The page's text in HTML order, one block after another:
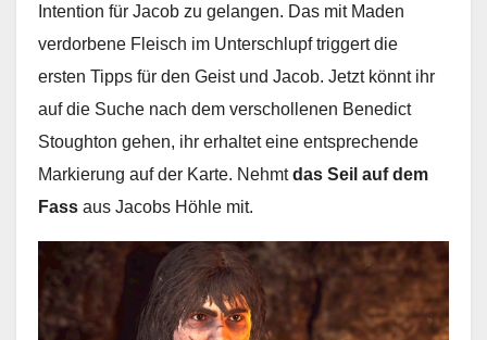
Intention für Jacob zu gelangen. Das mit Maden
verdorbene Fleisch im Unterschlupf triggert die
ersten Tipps für den Geist und Jacob. Jetzt könnt ihr
auf die Suche nach dem verschollenen Benedict
Stoughton gehen, ihr erhaltet eine entsprechende
Markierung auf der Karte. Nehmtdas Seil auf dem
Fass aus Jacobs Höhle mit.